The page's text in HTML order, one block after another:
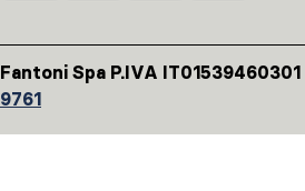
Fantoni Spa P.IVA IT01539460301 |
9761